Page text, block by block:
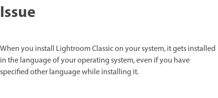
Issue
When you install Lightroom Classic on your system, it gets installed
in the language of your operating system, even if you have
specified other language while installing it.